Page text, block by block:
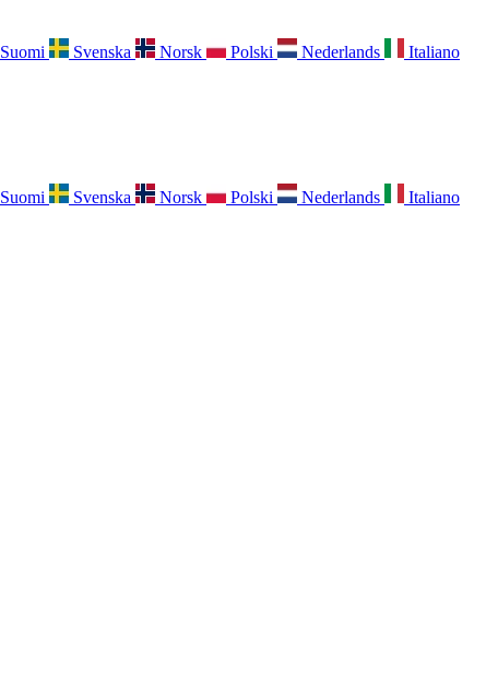
Suomi Svenska Norsk Polski Nederlands Italiano
Suomi Svenska Norsk Polski Nederlands
Italiano